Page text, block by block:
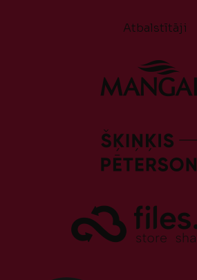
Atbalstītāji